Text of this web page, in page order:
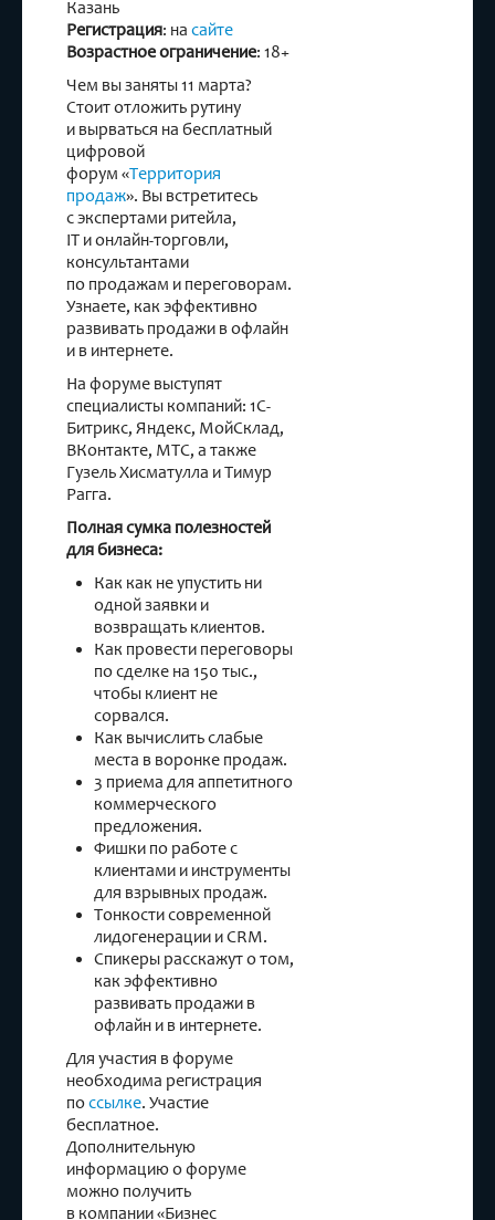
Казань
Регистрация: на сайте
Возрастное ограничение: 18+
Чем вы заняты 11 марта?
Стоит отложить рутину
и вырваться на бесплатный
цифровой
форум «Территория
продаж». Вы встретитесь
с экспертами ритейла,
IT и онлайн-торговли,
консультантами
по продажам и переговорам.
Узнаете, как эффективно
развивать продажи в офлайн
и в интернете.
На форуме выступят
специалисты компаний: 1С-
Битрикс, Яндекс, МойСклад,
ВКонтакте, МТС, а также
Гузель Хисматулла и Тимур
Рагга.
Полная сумка полезностей
для бизнеса:
Как как не упустить ни
одной заявки и
возвращать клиентов.
Как провести переговоры
по сделке на 150 тыс.,
чтобы клиент не
сорвался.
Как вычислить слабые
места в воронке продаж.
3 приема для аппетитного
коммерческого
предложения.
Фишки по работе с
клиентами и инструменты
для взрывных продаж.
Тонкости современной
лидогенерации и CRM.
Спикеры расскажут о том,
как эффективно
развивать продажи в
офлайн и в интернете.
Для участия в форуме
необходима регистрация
поссылке. Участие
бесплатное.
Дополнительную
информацию о форуме
можно получить
в компании «Бизнес